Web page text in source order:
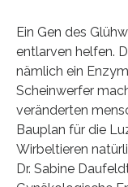
Ein Gen des
entlarven helfen.
nämlich ein
Scheinwerfer
veränderten
Bauplan für die
Wirbeltieren
Dr. Sabine